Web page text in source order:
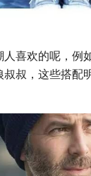
喜欢的呢，例
叔叔，这些搭配